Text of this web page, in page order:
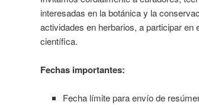
interesadas en la botánica y la
actividades en herbarios, a participar
científica.
Fechas importantes:
Fecha límite para envío de